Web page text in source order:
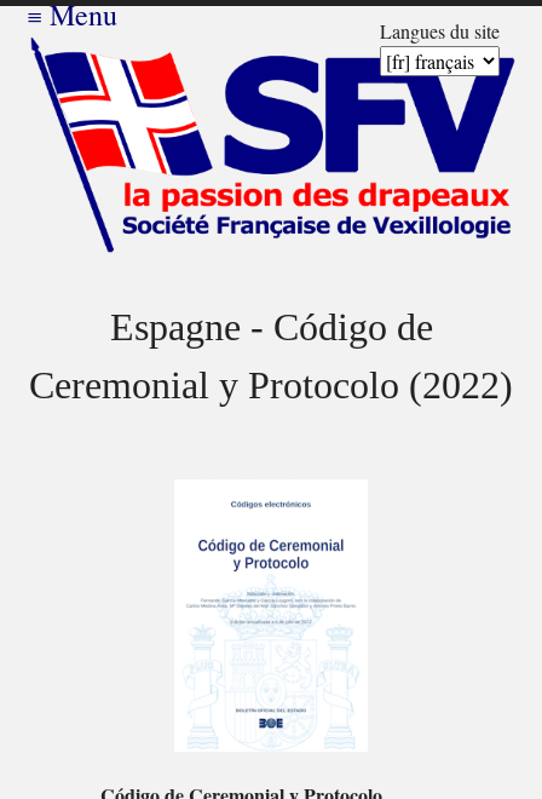
Langues du site
≡Menu
Espagne - Código de
Ceremonial y Protocolo (2022)